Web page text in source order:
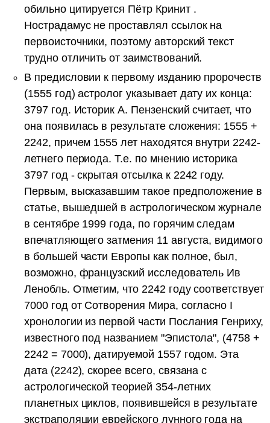
обильно цитируется Пётр Кринит .
Нострадамус не проставлял ссылок на
первоисточники, поэтому авторский текст
трудно отличить от заимствований.
В предисловии к первому изданию пророчеств
(1555 год) астролог указывает дату их конца:
3797 год. Историк А. Пензенский считает, что
она появилась в результате сложения: 1555 +
2242, причем 1555 лет находятся внутри 2242-
летнего периода. Т.е. по мнению историка
3797 год - скрытая отсылка к 2242 году.
Первым, высказавшим такое предположение в
статье, вышедшей в астрологическом журнале
в сентябре 1999 года, по горячим следам
впечатляющего затмения 11 августа, видимого
в большей части Европы как полное, был,
возможно, французский исследователь Ив
Ленобль. Отметим, что 2242 году соответствует
7000 год от Сотворения Мира, согласно I
хронологии из первой части Послания Генриху,
известного под названием "Эпистола", (4758 +
2242 = 7000), датируемой 1557 годом. Эта
дата (2242), скорее всего, связана с
астрологической теорией 354-летних
планетных циклов, появившейся в результате
экстраполяции еврейского лунного года на